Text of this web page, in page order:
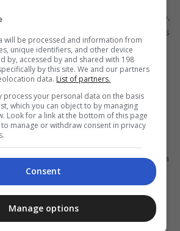
la apuesta y, según publica el diario,
semana pondrá a disposición de sus
gratuito, es decir, sin intereses
clientes. La oferta será puntual y no
de Bankinter: ¿en qué consiste?
campaña comercial con el fin de
ofreciéndoles préstamos personales
0% de interés, y sin comisiones. Es una
lanzar cada cierto tiempo una
el 2020, ponía a disposición de los
0,0”, consistentes en un crédito
will be processed and information from
unique identifiers, and other device
by, accessed by and shared with 198
by this site. We and our partners
data. List of partners.
process your personal data on the basis
which you can object to by managing
Look for a link at the bottom of this page
manage or withdraw consent in privacy
Consent
Manage options